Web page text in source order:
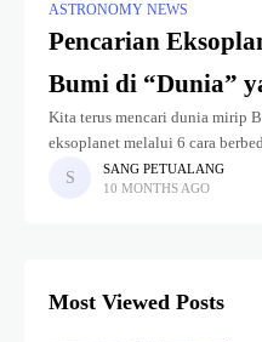
ASTRONOMY NEWS
Pencarian
Bumi di “Dunia”
Kita terus mencari dunia mirip
eksoplanet melalui 6 cara
SANG PETUALANG
10 MONTHS AGO
Most Viewed Posts